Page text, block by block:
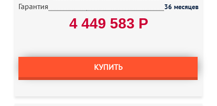
Гарантия 36 месяцев
4 449 583 Р
КУПИТЬ